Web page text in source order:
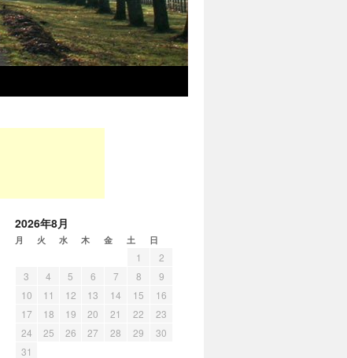
2026年8月
月 火 水 木 金 土 日
1
2
3
4 5 6 7 8
9
10
11 12 13 14 15
16
17
18 19 20 21 22
23
24
25 26 27 28 29
30
31